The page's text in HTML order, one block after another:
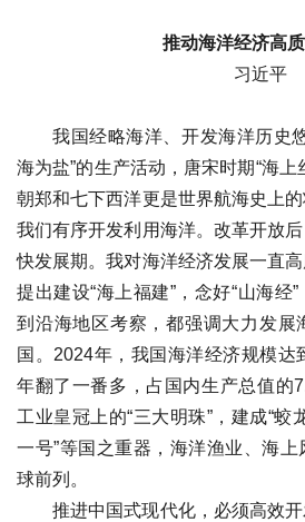
推动海洋经济高
习近平
我国经略海洋、开发海洋历史
海为盐”的生产活动，唐宋时期“海上
朝郑和七下西洋更是世界航海史上
我们有序开发利用海洋。改革开放
快发展期。我对海洋经济发展一直
提出建设“海上福建”，念好“山海经
到沿海地区考察，都强调大力发展
国。2024年，我国海洋经济规模达
年翻了一番多，占国内生产总值的
工业皇冠上的“三大明珠”，建成“蛟
一号”等国之重器，海洋渔业、海
球前列。
推进中国式现代化，必须高效